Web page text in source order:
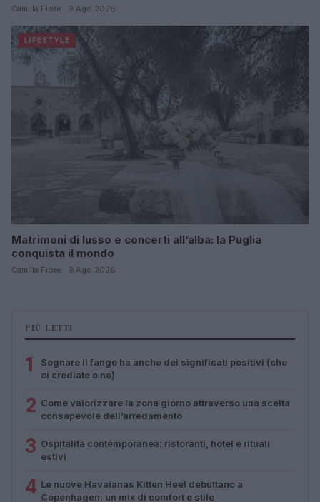
Camilla Fiore · 9 Ago 2026
LIFESTYLE
Matrimoni di lusso e concerti all’alba: la Puglia
conquista il mondo
Camilla Fiore · 9 Ago 2026
PIÙ LETTI
1
Sognare il fango ha anche dei significati positivi (che
ci crediate o no)
2 Come valorizzare la zona giorno attraverso una scelta
consapevole dell’arredamento
3 Ospitalità contemporanea: ristoranti, hotel e rituali
estivi
4 Le nuove Havaianas Kitten Heel debuttano a
Copenhagen: un mix di comfort e stile